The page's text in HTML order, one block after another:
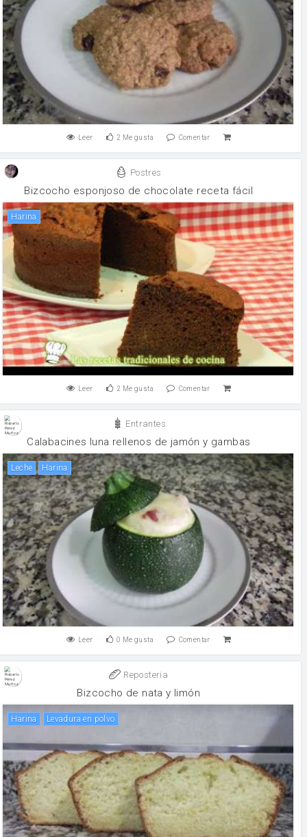
Leer 2 Me gusta Comentar
Postres
Bizcocho esponjoso de chocolate receta fácil
harina
Leer 2 Me gusta Comentar
Entrantes
Calabacines luna rellenos de jamón y gambas
leche harina
Leer 0 Me gusta Comentar
Reposteria
Bizcocho de nata y limón
harina levadura en polvo